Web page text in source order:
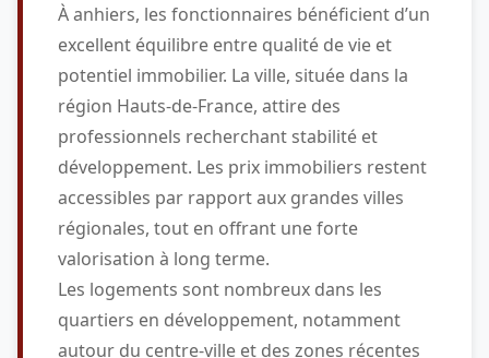
À anhiers, les fonctionnaires bénéficient d’un
excellent équilibre entre qualité de vie et
potentiel immobilier. La ville, située dans la
région Hauts-de-France, attire des
professionnels recherchant stabilité et
développement. Les prix immobiliers restent
accessibles par rapport aux grandes villes
régionales, tout en offrant une forte
valorisation à long terme.
Les logements sont nombreux dans les
quartiers en développement, notamment
autour du centre-ville et des zones récentes